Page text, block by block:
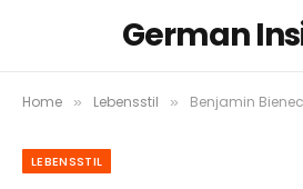
German
Home » Lebensstil » Benjamin Bieneck: Wer ist er?
LEBENSSTIL